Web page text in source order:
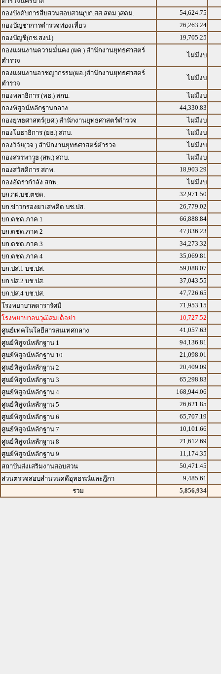
กองบังคับการสืบสวนสอบสวน(บก.สส.สตม.)สตม.
54,624.75
กองบัญชาการตำรวจท่องเที่ยว
26,263.24
กองบัญชี(กช.สงป.)
19,705.25
กองแผนงานความมั่นคง (ผค.) สำนักงานยุทธศาสตร์
ตำรวจ
ไม่มีงบ
กองแผนงานอาชญากรรม(ผอ.)สำนักงานยุทธศาสตร์
ตำรวจ
ไม่มีงบ
กองพลาธิการ (พธ.) สกบ.
ไม่มีงบ
กองพิสูจน์หลักฐานกลาง
44,330.83
กองยุทธศาสตร์(ยศ.) สำนักงานยุทธศาสตร์ตำรวจ
ไม่มีงบ
กองโยธาธิการ (ยธ.) สกบ.
ไม่มีงบ
กองวิจัย(วจ.) สำนักงานยุทธศาสตร์ตำรวจ
ไม่มีงบ
กองสรรพาวุูธ (สพ.) สกบ.
ไม่มีงบ
กองสวัสดิการ สกพ.
18,903.29
กองอัตรากำลัง สกพ.
ไม่มีงบ
บก.กฝ.บช.ตชด.
32,971.50
บก.ข่าวกรองยาเสพติด บช.ปส.
26,779.02
บก.ตชด.ภาค 1
66,888.84
บก.ตชด.ภาค 2
47,836.23
บก.ตชด.ภาค 3
34,273.32
บก.ตชด.ภาค 4
35,069.81
บก.ปส.1 บช.ปส.
59,088.07
บก.ปส.2 บช.ปส.
37,043.55
บก.ปส.4 บช.ปส.
47,726.65
โรงพยาบาลดารารัศมี
71,953.15
โรงพยาบาลนวุฒิสมเด็จย่า
10,727.52
ศูนย์เทคโนโลยีสารสนเทศกลาง
41,057.63
ศูนย์พิสูจน์หลักฐาน 1
94,136.81
ศูนย์พิสูจน์หลักฐาน 10
21,098.01
ศูนย์พิสูจน์หลักฐาน 2
20,409.09
ศูนย์พิสูจน์หลักฐาน 3
65,298.83
ศูนย์พิสูจน์หลักฐาน 4
168,944.06
ศูนย์พิสูจน์หลักฐาน 5
26,621.85
ศูนย์พิสูจน์หลักฐาน 6
65,707.19
ศูนย์พิสูจน์หลักฐาน 7
10,101.66
ศูนย์พิสูจน์หลักฐาน 8
21,612.69
ศูนย์พิสูจน์หลักฐาน 9
11,174.35
สถาบันส่งเสริมงานสอบสวน
50,471.45
ส่วนตรวจสอบสำนวนคดีอุทธรณ์และฎีกา
9,485.61
รวม
5,856,934